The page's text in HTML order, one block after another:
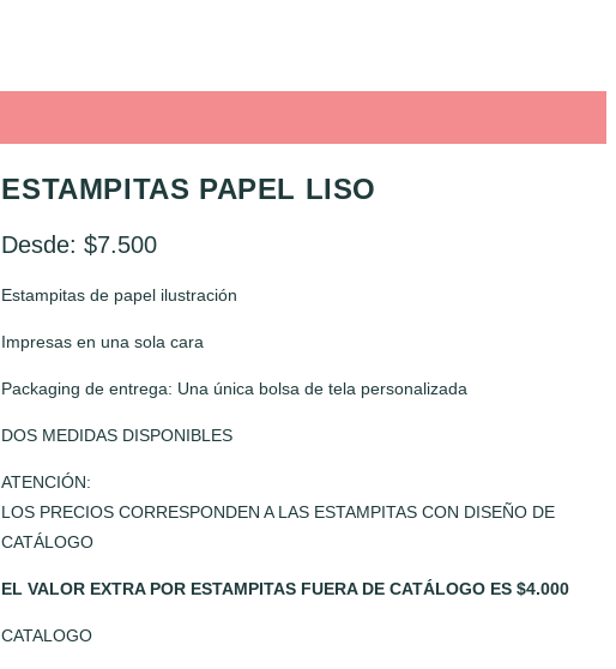
ESTAMPITAS PAPEL LISO
Desde:$7.500
Estampitas de papel ilustración
Impresas en una sola cara
Packaging de entrega: Una única bolsa de tela personalizada
DOS MEDIDAS DISPONIBLES
ATENCIÓN:
LOS PRECIOS CORRESPONDEN A LAS ESTAMPITAS CON DISEÑO DE
CATÁLOGO
EL VALOR EXTRA POR ESTAMPITAS FUERA DE CATÁLOGO ES $4.000
CATALOGO